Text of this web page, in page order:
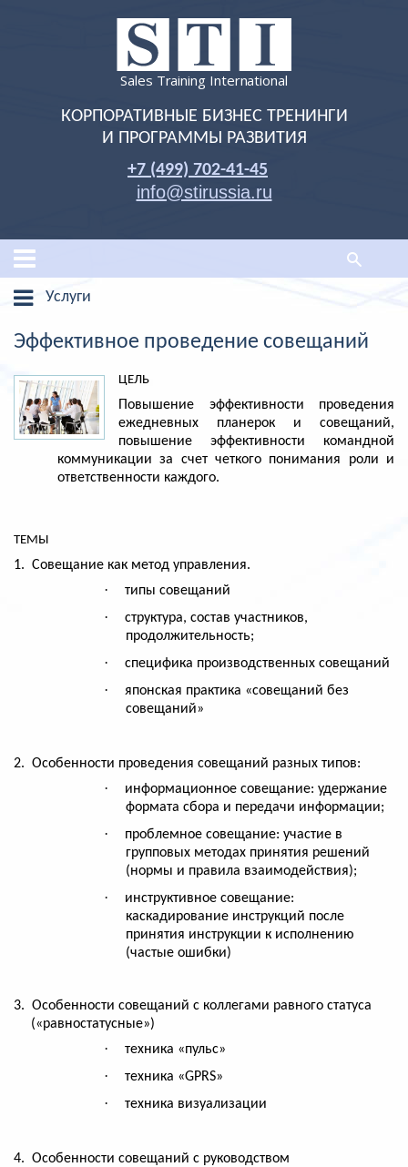
Sales Training International
КОРПОРАТИВНЫЕ БИЗНЕС ТРЕНИНГИ
И ПРОГРАММЫ РАЗВИТИЯ
+7 (499) 702-41-45
info@stirussia.ru
Услуги
Эффективное проведение совещаний
ЦЕЛЬ
Повышение эффективности проведения
ежедневных планерок и совещаний,
повышение эффективности командной
коммуникации за счет четкого понимания роли и
ответственности каждого.
ТЕМЫ
1. Совещание как метод управления.
· типы совещаний
·
структура, состав участников,
продолжительность;
· специфика производственных совещаний
·
японская практика «совещаний без
совещаний»
2. Особенности проведения совещаний разных типов:
·
информационное совещание: удержание
формата сбора и передачи информации;
·
проблемное совещание: участие в
групповых методах принятия решений
(нормы и правила взаимодействия);
·
инструктивное совещание:
каскадирование инструкций после
принятия инструкции к исполнению
(частые ошибки)
3. Особенности совещаний с коллегами равного статуса
(«равностатусные»)
· техника «пульс»
· техника «GPRS»
· техника визуализации
4. Особенности совещаний с руководством